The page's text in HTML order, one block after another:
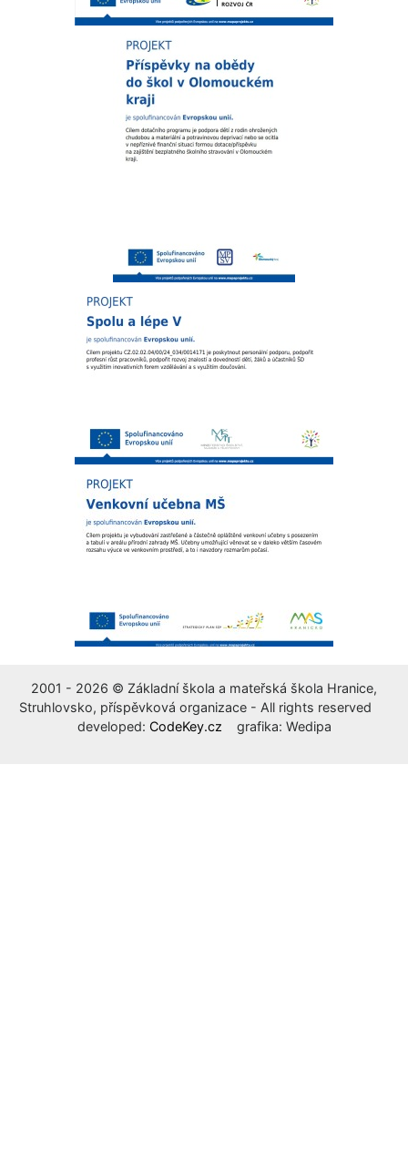
2001 - 2026 © Základní škola a mateřská škola Hranice,
Struhlovsko, příspěvková organizace - All rights reserved
developed: CodeKey.cz grafika: Wedipa